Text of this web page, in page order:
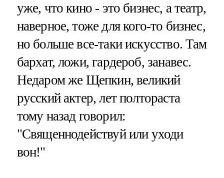
уже, что кино - это бизнес, а театр,
наверное, тоже для кого-то бизнес,
но больше все-таки искусство. Там
бархат, ложи, гардероб, занавес.
Недаром же Щепкин, великий
русский актер, лет полтораста
тому назад говорил:
"Священнодействуй или уходи
вон!"